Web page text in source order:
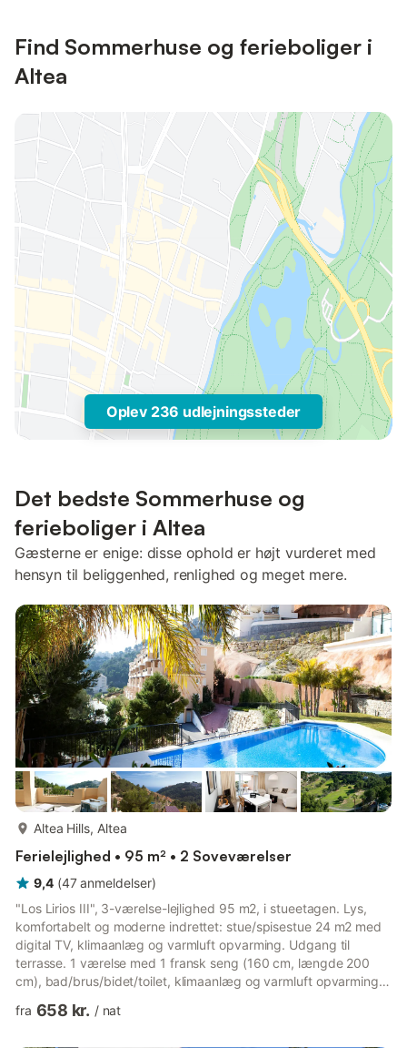
Find Sommerhuse og ferieboliger i
Altea
Oplev 236 udlejningssteder
Det bedste Sommerhuse og
ferieboliger i Altea
Gæsterne er enige: disse ophold er højt vurderet med
hensyn til beliggenhed, renlighed og meget mere.
Altea Hills, Altea
Ferielejlighed • 95 m² • 2 Soveværelser
9,4 (47 anmeldelser)
"Los Lirios III", 3-værelse-lejlighed 95 m2, i stueetagen. Lys,
komfortabelt og moderne indrettet: stue/spisestue 24 m2 med
digital TV, klimaanlæg og varmluft opvarming. Udgang til
terrasse. 1 værelse med 1 fransk seng (160 cm, længde 200
cm), bad/brus/bidet/toilet, klimaanlæg og varmluft opvarming.
længde 200 cm), klimaanlæg og varmluft opvarming. Åbent
fra 658 kr. / nat